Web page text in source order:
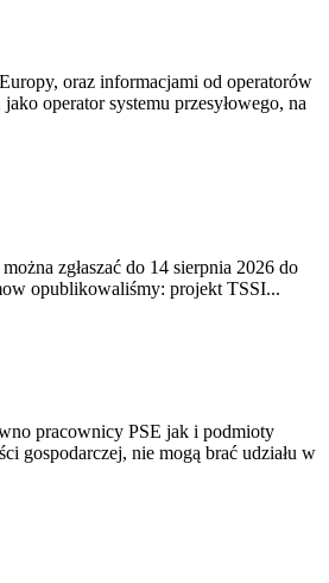
oraz informacjami od operatorów
operator systemu przesyłowego, na
zgłaszać do 14 sierpnia 2026 do
opublikowaliśmy: projekt TSSI...
pracownicy PSE jak i podmioty
gospodarczej, nie mogą brać udziału w